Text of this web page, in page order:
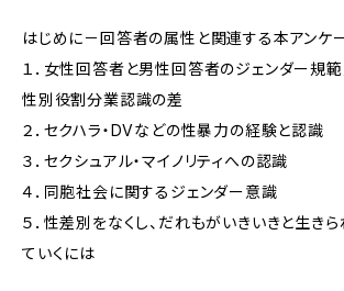
はじめに－回答者の属性と関連する本アンケ
１．女性回答者と男性回答者のジェンダー規
性別役割分業認識の差
２．セクハラ・DVなどの性暴力の経験と認識
３．セクシュアル・マイノリティへの認識
４．同胞社会に関するジェンダー意識
５．性差別をなくし、だれもがいきいきと生き
ていくには